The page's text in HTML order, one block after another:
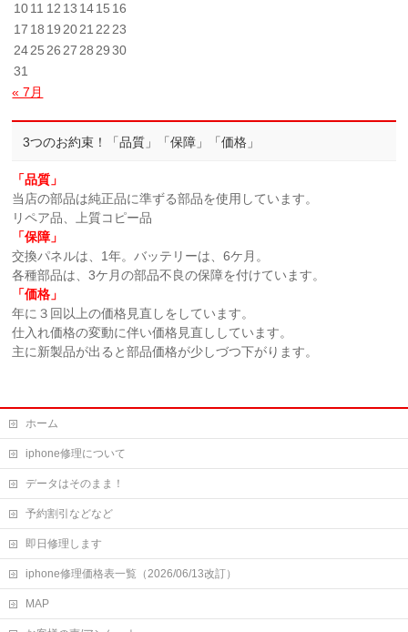
1011 12 13 1415 16
17 18 19 2021 22 23
2425 26 27 28 29 30
31
« 7月
3つのお約束！「品質」「保障」「価格」
「品質」
当店の部品は純正品に準ずる部品を使用しています。
リペア品、上質コピー品
「保障」
交換パネルは、1年。バッテリーは、6ケ月。
各種部品は、3ケ月の部品不良の保障を付けています。
「価格」
年に３回以上の価格見直しをしています。
仕入れ価格の変動に伴い価格見直ししています。
主に新製品が出ると部品価格が少しづつ下がります。
ホーム
iphone修理について
データはそのまま！
予約割引などなど
即日修理します
iphone修理価格表一覧（2026/06/13改訂）
MAP